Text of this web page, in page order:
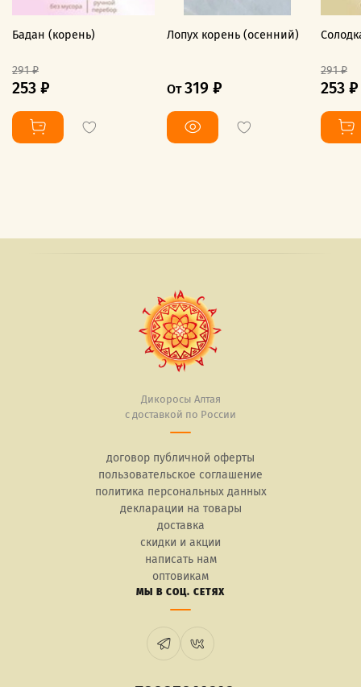
Бадан (корень)
291 ₽
253 ₽
Лопух корень (осенний)
От 319 ₽
291 ₽
253 ₽
Дикоросы Алтая
с доставкой по России
договор публичной оферты
пользовательское соглашение
политика персональных данных
декларации на товары
доставка
скидки и акции
написать нам
оптовикам
МЫ В СОЦ. СЕТЯХ